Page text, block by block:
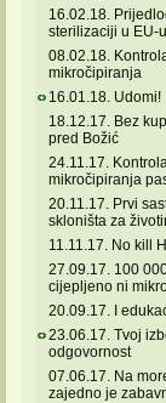
16.02.18.
sterilizaciji u EU-u
08.02.18.
mikročipiranja
16.01.18. Udomi!
18.12.17. Bez
pred Božić
24.11.17.
mikročipiranja
20.11.17. Prvi
skloništa za
11.11.17. No kill
27.09.17. 100
cijepljeno ni
20.09.17. I
23.06.17. Tvoj
odgovornost
07.06.17. Na
zajedno je